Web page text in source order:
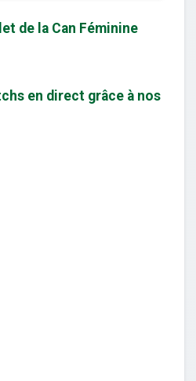
de la Can Féminine
en direct grâce à nos